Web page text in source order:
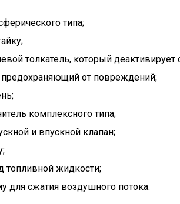
типа;
толкатель, который деактивирует
предохраняющий от повреждений;
комплексного типа;
и впускной клапан;
топливной жидкости;
для сжатия воздушного потока.